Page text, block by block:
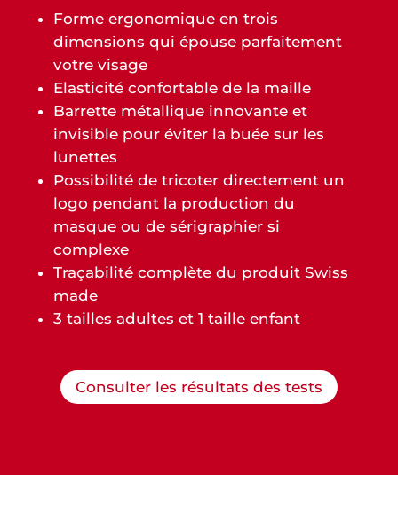
Forme ergonomique en trois
dimensions qui épouse parfaitement
votre visage
Elasticité confortable de la maille
Barrette métallique innovante et
invisible pour éviter la buée sur les
lunettes
Possibilité de tricoter directement un
logo pendant la production du
masque ou de sérigraphier si
complexe
Traçabilité complète du produit Swiss
made
3 tailles adultes et 1 taille enfant
Consulter les résultats des tests